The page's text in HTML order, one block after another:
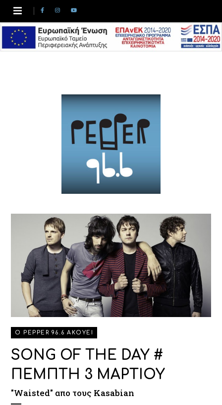
O PEPPER 96.6 AKOYEI
SONG OF THE DAY #
ΠΕΜΠΤΗ 3 ΜΑΡΤΙΟΥ
"Waisted" απο τους Kasabian